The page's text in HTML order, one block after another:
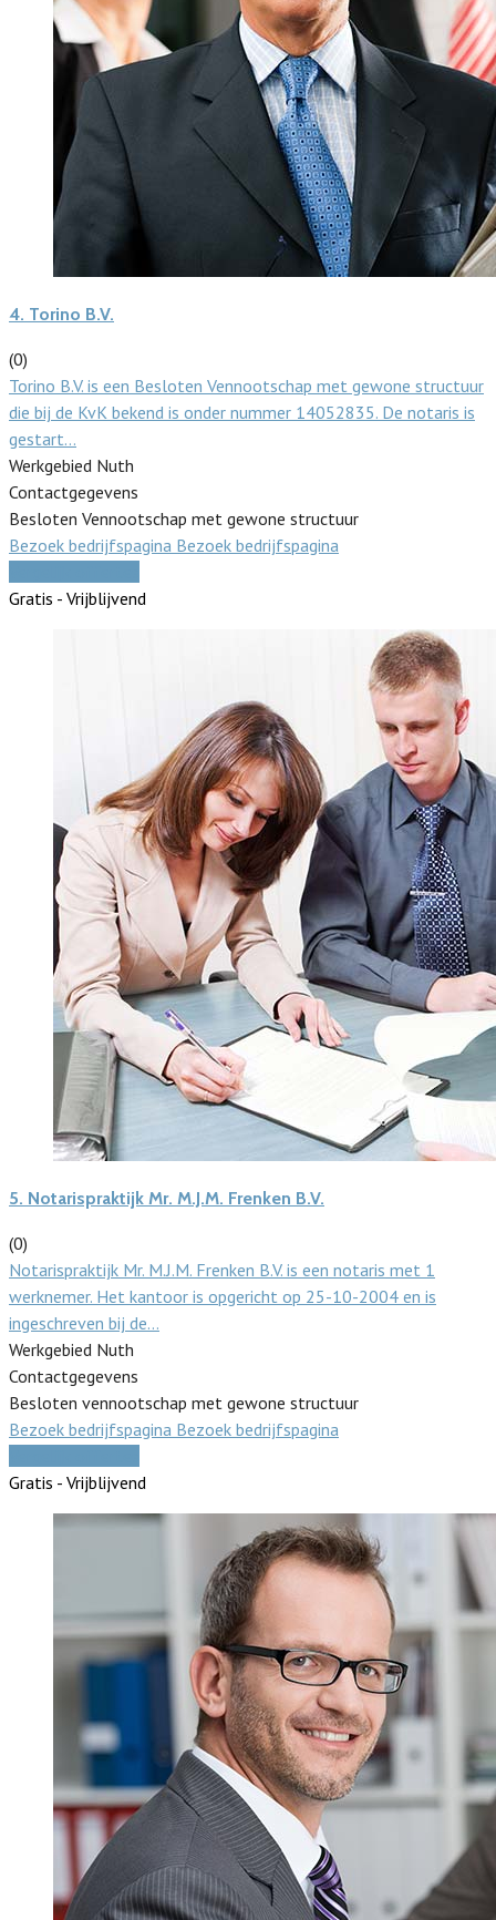
4. Torino B.V.
(0)
Torino B.V. is een Besloten Vennootschap met gewone structuur
die bij de KvK bekend is onder nummer 14052835. De notaris is
gestart…
Werkgebied Nuth
Contactgegevens
Besloten Vennootschap met gewone structuur
Bezoek bedrijfspagina Bezoek bedrijfspagina
Gratis - Vrijblijvend
5. Notarispraktijk Mr. M.J.M. Frenken B.V.
(0)
Notarispraktijk Mr. M.J.M. Frenken B.V. is een notaris met 1
werknemer. Het kantoor is opgericht op 25-10-2004 en is
ingeschreven bij de…
Werkgebied Nuth
Contactgegevens
Besloten vennootschap met gewone structuur
Bezoek bedrijfspagina Bezoek bedrijfspagina
Gratis - Vrijblijvend